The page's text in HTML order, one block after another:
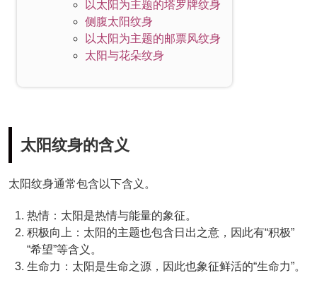
以太阳为主题的塔罗牌纹身
侧腹太阳纹身
以太阳为主题的邮票风纹身
太阳与花朵纹身
太阳纹身的含义
太阳纹身通常包含以下含义。
热情：太阳是热情与能量的象征。
积极向上：太阳的主题也包含日出之意，因此有“积极”
“希望”等含义。
生命力：太阳是生命之源，因此也象征鲜活的“生命力”。